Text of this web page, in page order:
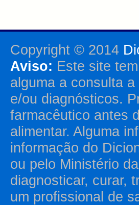
Copyright © 2014
Aviso: Este site
alguma a consulta
e/ou diagnósticos.
farmacêutico antes
alimentar. Alguma
informação do
ou pelo Ministério
diagnosticar, curar,
um profissional de